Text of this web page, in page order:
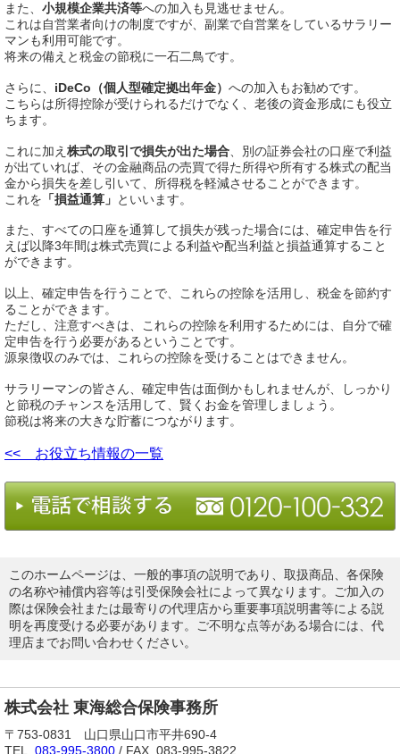
また、 小規模企業共済等への加入も見逃せません。
これは自営業者向けの制度ですが、副業で自営業をしているサラリー
マンも利用可能です。
将来の備えと税金の節税に一石二鳥です。
さらに、 iDeCo（個人型確定拠出年金） への加入もお勧めです。
こちらは所得控除が受けられるだけでなく、老後の資金形成にも役立
ちます。
これに加え 株式の取引で損失が出た場合 、別の証券会社の口座で利益
が出ていれば、その金融商品の売買で得た所得や所有する株式の配当
金から損失を差し引いて、所得税を軽減させることができます。
これを 「損益通算」 といいます。
また、すべての口座を通算して損失が残った場合には、確定申告を行
えば以降3年間は株式売買による利益や配当利益と損益通算すること
ができます。
以上、確定申告を行うことで、これらの控除を活用し、税金を節約す
ることができます。
ただし、注意すべきは、これらの控除を利用するためには、自分で確
定申告を行う必要があるということです。
源泉徴収のみでは、これらの控除を受けることはできません。
サラリーマンの皆さん、確定申告は面倒かもしれませんが、しっかり
と節税のチャンスを活用して、賢くお金を管理しましょう。
節税は将来の大きな貯蓄につながります。
<< お役立ち情報の一覧
このホームページは、一般的事項の説明であり、取扱商品、各保険
の名称や補償内容等は引受保険会社によって異なります。ご加入の
際は保険会社または最寄りの代理店から重要事項説明書等による説
明を再度受ける必要があります。ご不明な点等がある場合には、代
理店までお問い合わせください。
株式会社 東海総合保険事務所
〒753-0831 山口県山口市平井690-4
TEL. 083-995-3800 / FAX. 083-995-3822